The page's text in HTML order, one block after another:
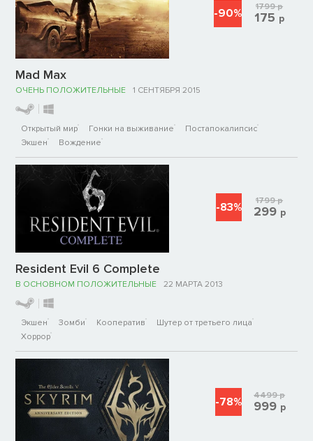
Mad Max
ОЧЕНЬ ПОЛОЖИТЕЛЬНЫЕ 1 СЕНТЯБРЯ 2015
Открытый мир Гонки на выживание
Постапокалипсис
Экшен
Вождение
-90% 1799р
175 р
Resident Evil 6 Complete
В ОСНОВНОМ ПОЛОЖИТЕЛЬНЫЕ 22 МАРТА 2013
Экшен Зомби Кооператив
Шутер от третьего лица
Хоррор
-83% 1799р
299 р
-78% 4499р
999 р